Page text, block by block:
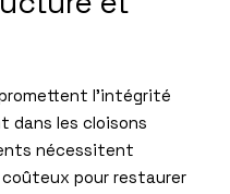
l’intégrité
dans les cloisons
nécessitent
pour restaurer